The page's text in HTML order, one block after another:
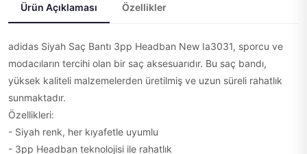
Ürün Açıklaması Özellikler
adidas Siyah Saç Bantı 3pp Headban New Ia3031, sporcu ve
modacıların tercihi olan bir saç aksesuarıdır. Bu saç bandı,
yüksek kaliteli malzemelerden üretilmiş ve uzun süreli rahatlık
sunmaktadır.
Özellikleri:
- Siyah renk, her kıyafetle uyumlu
- 3pp Headban teknolojisi ile rahatlık